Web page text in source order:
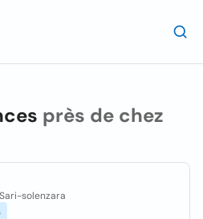
près de chez
solenzara